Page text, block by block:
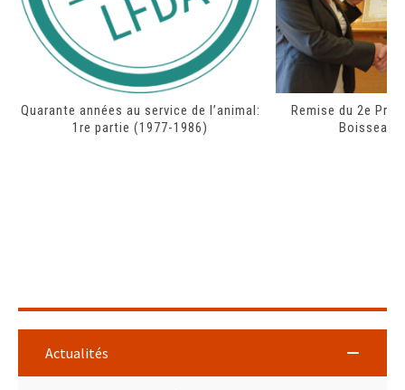
Quarante années au service de l’animal:
1re partie (1977-1986)
Remise du 2e
Actualités